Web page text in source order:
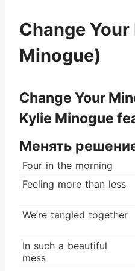
Change
Minogue)
Change Your
Kylie Minogue
Менять
Four in the morning
Feeling more than less
We’re tangled together
In such a beautiful
mess